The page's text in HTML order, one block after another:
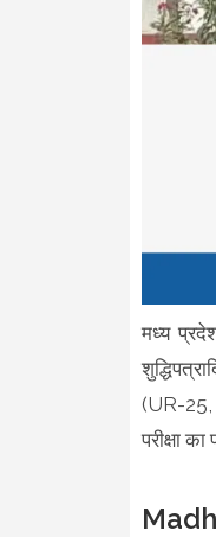
मध्य
(UR-25,
परीक्षा